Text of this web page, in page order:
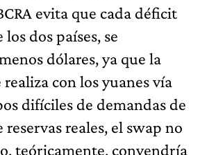
evita que cada déficit
dos países, se
dólares, ya que la
con los yuanes vía
difíciles de demandas de
reales, el swap no
teóricamente, convendría